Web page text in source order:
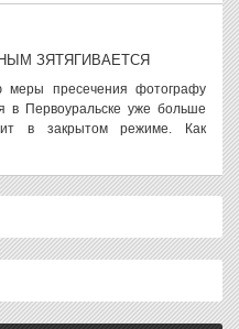
ЗЯТЯГИВАЕТСЯ
пресечения фотографу
в Первоуральске уже больше
в закрытом режиме. Как